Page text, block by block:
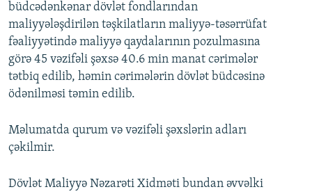
büdcədənkənar dövlət fondlarından
maliyyələşdirilən təşkilatların maliyyə-təsərrüfat
fəaliyyətində maliyyə qaydalarının pozulmasına
görə 45 vəzifəli şəxsə 40.6 min manat cərimələr
tətbiq edilib, həmin cərimələrin dövlət büdcəsinə
ödənilməsi təmin edilib.
Məlumatda qurum və vəzifəli şəxslərin adları
çəkilmir.
Dövlət Maliyyə Nəzarəti Xidməti bundan əvvəlki